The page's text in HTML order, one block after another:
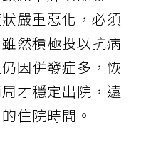
嚴重惡化，必須
然積極投以抗病
因併發症多，恢
才穩定出院，遠
住院時間。